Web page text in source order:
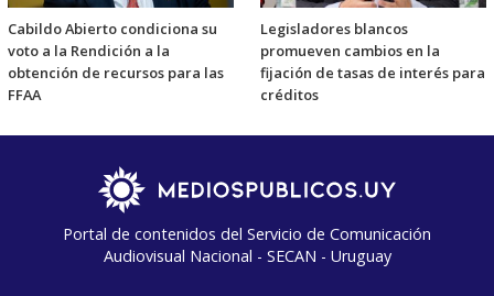
Cabildo Abierto condiciona su
voto a la Rendición a la
obtención de recursos para las
FFAA
Legisladores blancos
promueven cambios en la
fijación de tasas de interés para
créditos
Portal de contenidos del Servicio de Comunicación
Audiovisual Nacional - SECAN - Uruguay